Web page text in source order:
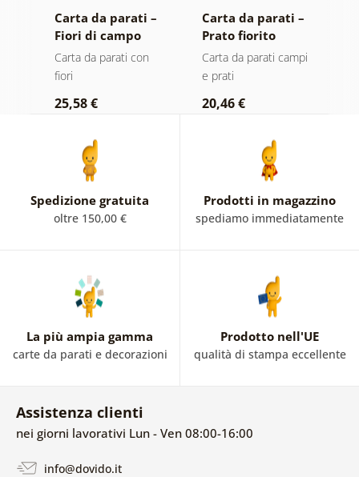
Carta da parati –
Fiori di campo
pastello
Carta da parati con
fiori
25,58 €
Carta da parati –
Prato fiorito
pastello
Carta da parati campi
e prati
20,46 €
Spedizione gratuita
oltre 150,00 €
Prodotti in magazzino
spediamo immediatamente
La più ampia gamma
carte da parati e decorazioni
Prodotto nell'UE
qualità di stampa eccellente
Assistenza clienti
nei giorni lavorativi Lun - Ven 08:00-16:00
info@dovido.it